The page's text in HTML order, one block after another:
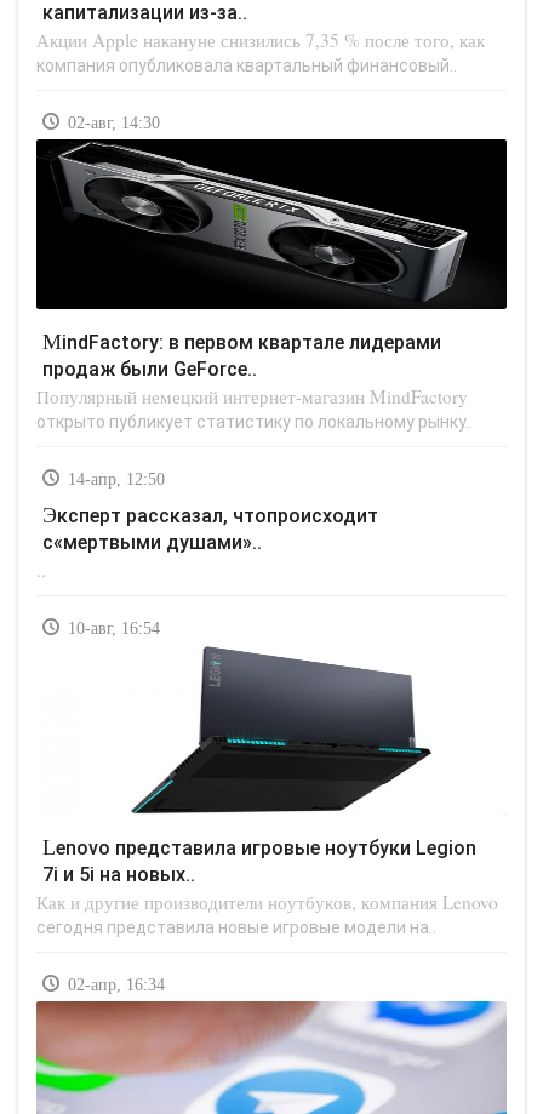
капитализации из-за..
Акции Apple накануне снизились 7,35 % после того, как
компания опубликовала квартальный финансовый..
02-авг, 14:30
MindFactory: в первом квартале лидерами
продаж были GeForce..
Популярный немецкий интернет-магазин MindFactory
открыто публикует статистику по локальному рынку..
14-апр, 12:50
Эксперт рассказал, чтопроисходит
с«мертвыми душами»..
..
10-авг, 16:54
Lenovo представила игровые ноутбуки Legion
7i и 5i на новых..
Как и другие производители ноутбуков, компания Lenovo
сегодня представила новые игровые модели на..
02-апр, 16:34